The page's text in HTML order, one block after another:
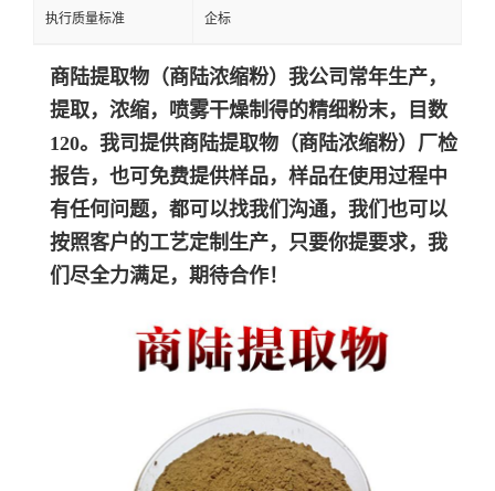
执行质量标准 企标
商陆提取物（商陆浓缩粉）我公司常年生产，
提取，浓缩，喷雾干燥制得的精细粉末，目数
120。我司提供商陆提取物（商陆浓缩粉） 厂检
报告，也可免费提供样品，样品在使用过程中
有任何问题，都可以找我们沟通，我们也可以
按照客户的工艺定制生产，只要你提要求，我
们尽全力满足，期待合作！